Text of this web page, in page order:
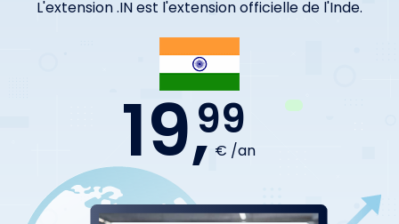
L'extension .IN est l'extension officielle de l'Inde.
19,99
€ /an